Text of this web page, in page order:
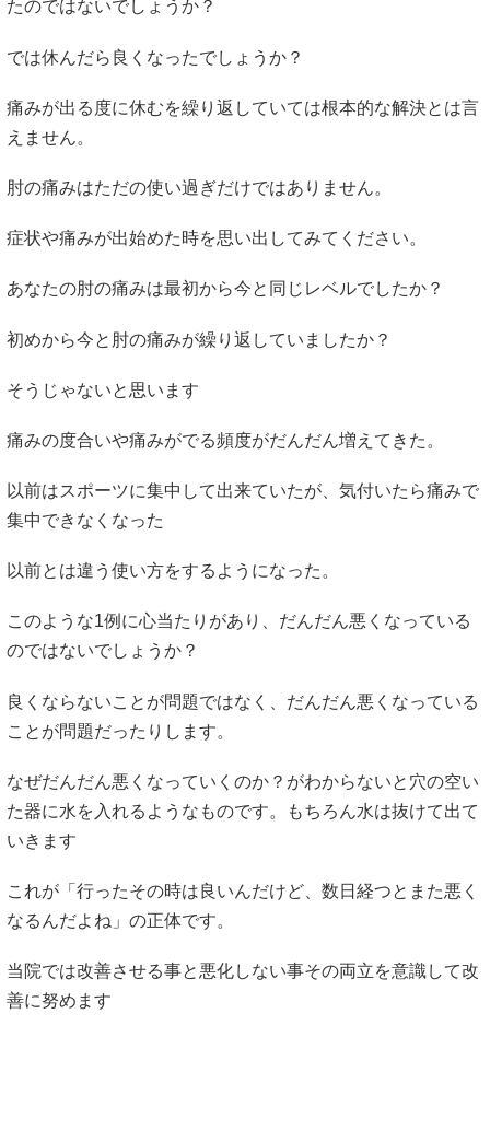
たのではないでしょうか？
では休んだら良くなったでしょうか？
痛みが出る度に休むを繰り返していては根本的な解決とは言
えません。
肘の痛みはただの使い過ぎだけではありません。
症状や痛みが出始めた時を思い出してみてください。
あなたの肘の痛みは最初から今と同じレベルでしたか？
初めから今と肘の痛みが繰り返していましたか？
そうじゃないと思います
痛みの度合いや痛みがでる頻度がだんだん増えてきた。
以前はスポーツに集中して出来ていたが、気付いたら痛みで
集中できなくなった
以前とは違う使い方をするようになった。
このような1例に心当たりがあり、だんだん悪くなっている
のではないでしょうか？
良くならないことが問題ではなく、だんだん悪くなっている
ことが問題だったりします。
なぜだんだん悪くなっていくのか？がわからないと穴の空い
た器に水を入れるようなものです。もちろん水は抜けて出て
いきます
これが「行ったその時は良いんだけど、数日経つとまた悪く
なるんだよね」の正体です。
当院では改善させる事と悪化しない事その両立を意識して改
善に努めます